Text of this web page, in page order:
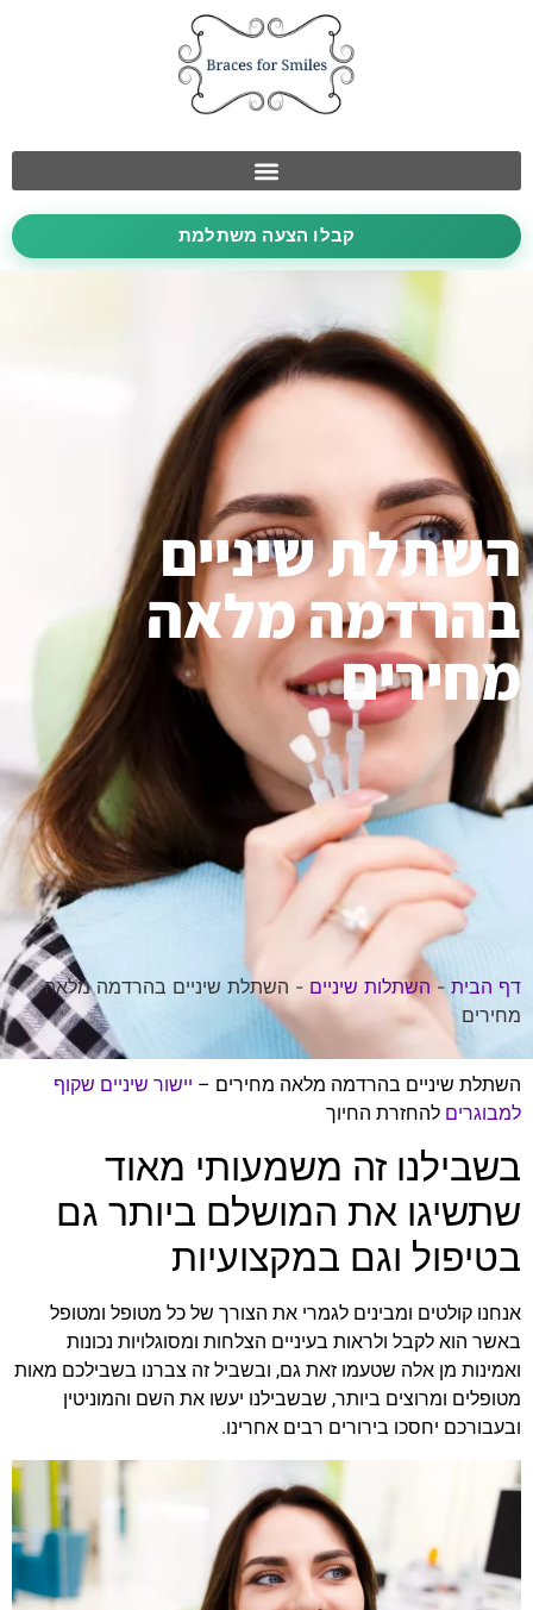
קבלו הצעה משתלמת
השתלת שיניים
בהרדמה מלאה
מחירים
דף הבית - השתלות שיניים - השתלת שיניים בהרדמה מלאה
מחירים
השתלת שיניים בהרדמה מלאה מחירים – יישור שיניים שקוף
למבוגרים להחזרת החיוך
בשבילנו זה משמעותי מאוד
שתשיגו את המושלם ביותר גם
בטיפול וגם במקצועיות
אנחנו קולטים ומבינים לגמרי את הצורך של כל מטופל ומטופל
באשר הוא לקבל ולראות בעיניים הצלחות ומסוגלויות נכונות
ואמינות מן אלה שטעמו זאת גם, ובשביל זה צברנו בשבילכם מאות
מטופלים ומרוצים ביותר, שבשבילנו יעשו את השם והמוניטין
ובעבורכם יחסכו בירורים רבים אחרינו.